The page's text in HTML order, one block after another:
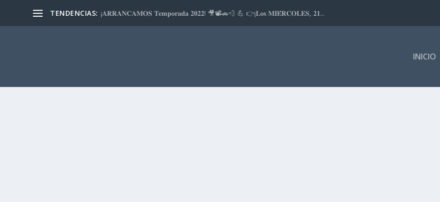
TENDENCIAS: ¡𝐀𝐑𝐑𝐀𝐍𝐂𝐀𝐌𝐎𝐒 𝐓𝐞𝐦𝐩𝐨𝐫𝐚𝐝𝐚 𝟐𝟎𝟐𝟐! 🎥📽🚗💨 💪 👉¡𝐋𝐨𝐬 𝐌𝐈𝐄́𝐑𝐂𝐎𝐋𝐄𝐒, 𝟐𝟏...
INICIO